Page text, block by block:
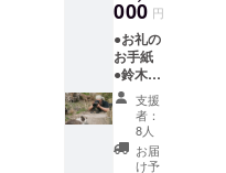
ザイン
る場合
があり
ますの
で、あ
らかじ
めご了
承くだ
さい。
実際に
お届け
するリ
ターン
とパッ
ケージ
等のデ
ザイン
が異な
る場合
000 円
●お礼の
お手紙
●鈴木省
一1日撮
影権
家族写
真、記
念撮
支援
者：
8人
お届
け予